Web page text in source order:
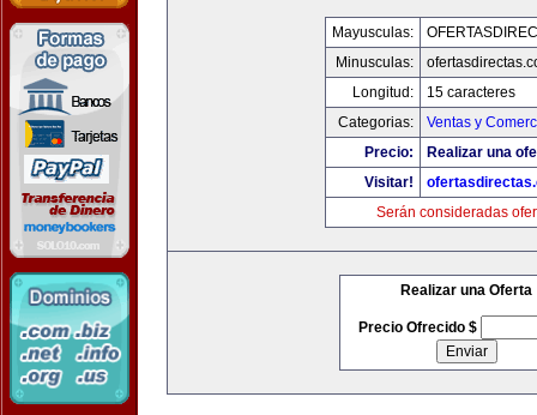
Mayusculas:
Minusculas:
Longitud:
15 caracteres
Categorias:
Ventas y
Precio:
Realizar una
Visitar!
Serán consideradas
Realizar una Oferta
Precio Ofrecido $